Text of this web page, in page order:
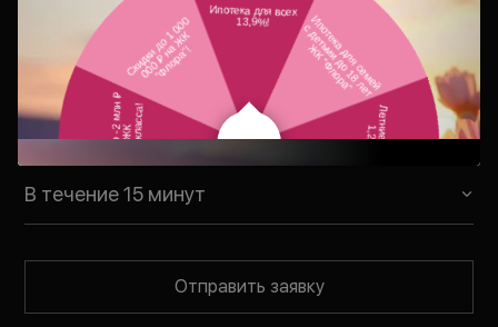
Ваш персональный менеджер
свяжется с Вами в удобное для Вас
В течение 15 минут
Отправить заявку